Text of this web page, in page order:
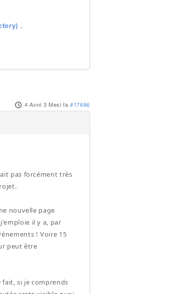
.
4 Anni 3 Mesi fa #17686
pas forcément très
nouvelle page
il y a, par
! Voire 15
peut être
si je comprends